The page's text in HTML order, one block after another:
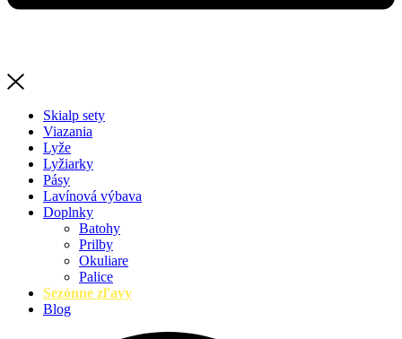
Skialp sety
Viazania
Lyže
Lyžiarky
Pásy
Lavínová výbava
Doplnky
Batohy
Prilby
Okuliare
Palice
Sezónne zľavy
Blog